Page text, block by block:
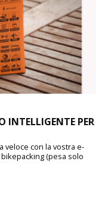
INTELLIGENTE PER
veloce con la vostra e-
(pesa solo